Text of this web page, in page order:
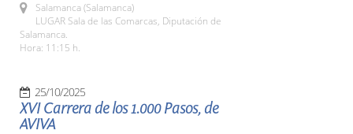
Salamanca (Salamanca)
LUGAR Sala de las Comarcas, Diputación de
Salamanca.
Hora: 11:15 h.
25/10/2025
XVI Carrera de los 1.000 Pasos, de
AVIVA